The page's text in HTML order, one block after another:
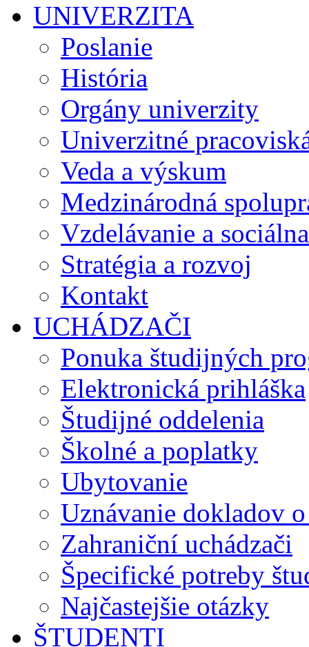
UNIVERZITA
Poslanie
História
Orgány univerzity
Univerzitné
Veda a výskum
Medzinárodná
Vzdelávanie a
Stratégia a rozvoj
Kontakt
UCHÁDZAČI
Ponuka študijných
Elektronická prihláška
Študijné oddelenia
Školné a poplatky
Ubytovanie
Uznávanie dokladov
Zahraniční uchádzači
Špecifické potreby
Najčastejšie otázky
ŠTUDENTI